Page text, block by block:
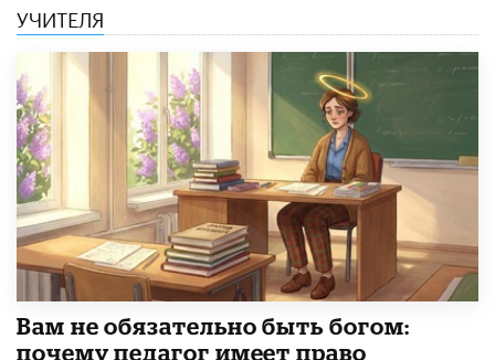
УЧИТЕЛЯ
​Вам не обязательно быть богом:
почему педагог имеет право